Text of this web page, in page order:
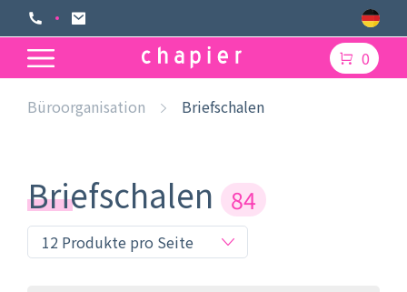
0
Büroorganisation Briefschalen
Briefschalen 84